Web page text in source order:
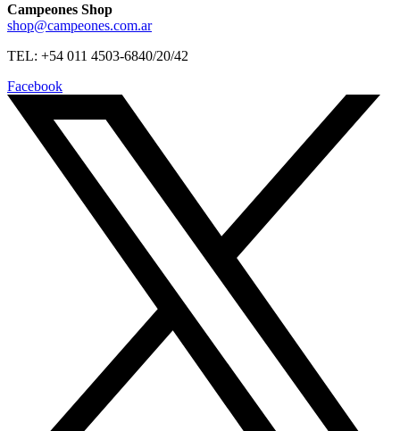
Campeones Shop
shop@campeones.com.ar
TEL: +54 011 4503-6840/20/42
Facebook